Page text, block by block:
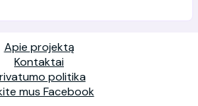
Apie projektą
Kontaktai
politika
mus Facebook